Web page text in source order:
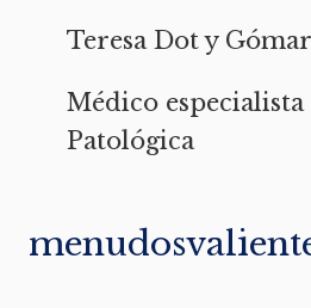
Teresa Dot y
Médico
Patológica